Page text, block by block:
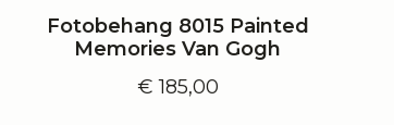
Fotobehang 8015 Painted
Memories Van Gogh
€ 185,00